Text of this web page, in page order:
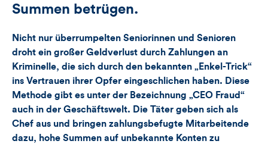
dieses
Artikels
Summen betrügen.
Nicht nur überrumpelten Seniorinnen und Senioren
droht ein großer Geldverlust durch Zahlungen an
Kriminelle, die sich durch den bekannten „Enkel-Trick“
ins Vertrauen ihrer Opfer eingeschlichen haben. Diese
Methode gibt es unter der Bezeichnung „CEO Fraud“
auch in der Geschäftswelt. Die Täter geben sich als
Chef aus und bringen zahlungsbefugte Mitarbeitende
dazu, hohe Summen auf unbekannte Konten zu